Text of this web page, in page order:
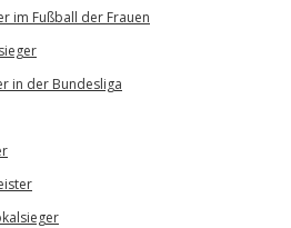
im Fußball der Frauen
in der Bundesliga